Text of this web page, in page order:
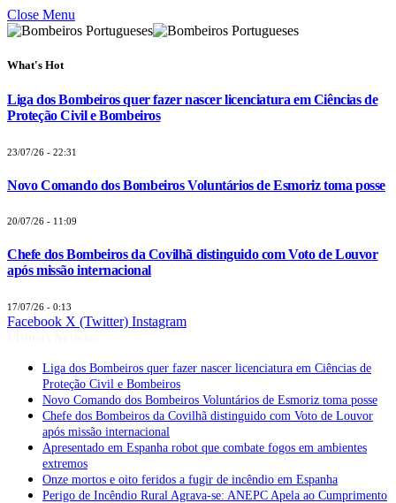
Close Menu
What's Hot
Liga dos Bombeiros quer fazer nascer licenciatura em Ciências de
Proteção Civil e Bombeiros
23/07/26 - 22:31
Novo Comando dos Bombeiros Voluntários de Esmoriz toma posse
20/07/26 - 11:09
Chefe dos Bombeiros da Covilhã distinguido com Voto de Louvor
após missão internacional
17/07/26 - 0:13
Facebook X (Twitter) Instagram
Liga dos Bombeiros quer fazer nascer licenciatura em Ciências de
Proteção Civil e Bombeiros
Novo Comando dos Bombeiros Voluntários de Esmoriz toma posse
Chefe dos Bombeiros da Covilhã distinguido com Voto de Louvor
após missão internacional
Apresentado em Espanha robot que combate fogos em ambientes
extremos
Onze mortos e oito feridos a fugir de incêndio em Espanha
Perigo de Incêndio Rural Agrava-se: ANEPC Apela ao Cumprimento